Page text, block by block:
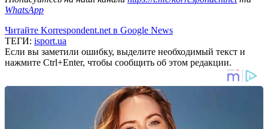
WhatsApp
Читайте Korrespondent.net в Google News
ТЕГИ: isport.ua
Если вы заметили ошибку, выделите необходимый текст и
нажмите Ctrl+Enter, чтобы сообщить об этом редакции.